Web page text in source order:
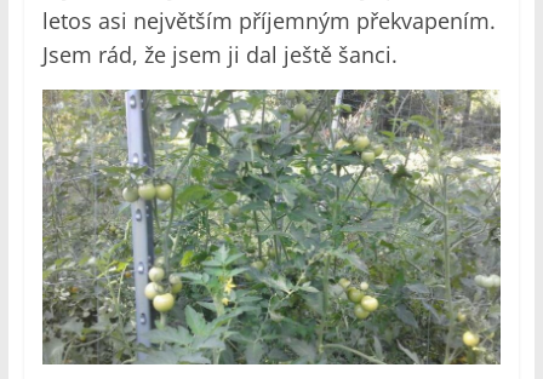
letos asi největším příjemným překvapením.
Jsem rád, že jsem ji dal ještě šanci.